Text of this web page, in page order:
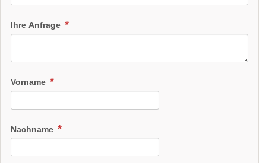
Ihre Anfrage
Vorname
Nachname